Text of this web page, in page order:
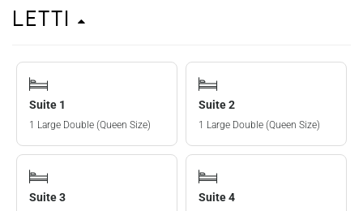
Letti
Suite 1
1 Large Double (Queen Size)
Suite 2
1 Large Double (Queen Size)
Suite 3 Suite 4